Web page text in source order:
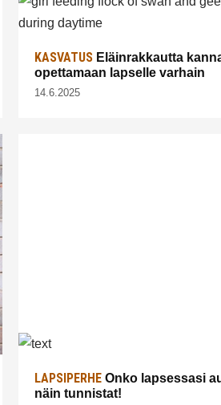
KASVATUS Eläinrakkautta
opettamaan lapselle varhain
14.6.2025
LAPSIPERHE Onko lapsessasi
näin tunnistat!